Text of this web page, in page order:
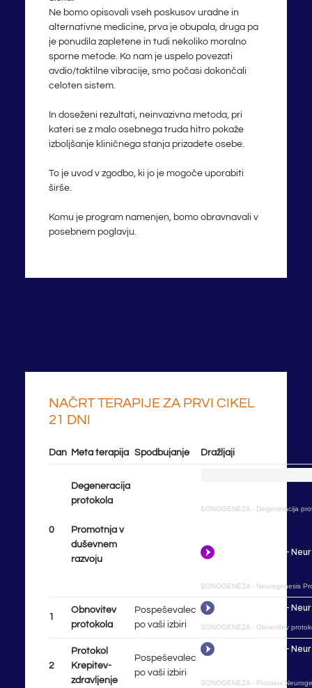
Ne bomo opisovali vseh poskusov uradne in
alternativne medicine, prva je obupala, druga pa
je ponudila zapletene in tudi nekoliko moralno
sporne metode. Ko nam je uspelo povezati
avdio/taktilne vibracije, smo počasi dokončali
celoten sistem.
In doseženi rezultati, neinvazivna metoda, pri
kateri se z malo osebnega truda hitro pokaže
izboljšanje kliničnega stanja prizadete osebe.
To je uvod v zgodbo, ki jo je mogoče uporabiti
širše.
Komu je program namenjen, bomo obravnavali v
posebnem poglavju.
NAČRT TERAPIJE ZA PRVI CIKEL
21 DNI
Dan Meta terapija Spodbujanje Dražljaji
0
Degeneracija
protokola
Promotnja v
duševnem
razvoju
SONOGENEZA- Degeneracija
SONOGENEZA- Neurogenesis
1
Obnovitev
protokola
Pospeševalec
po vaši izbiri
SONOGENEZA- Obnovitev
2
Protokol
Krepitev-
zdravljenje
Pospeševalec
po vaši izbiri
SONOGENEZA- Protokol